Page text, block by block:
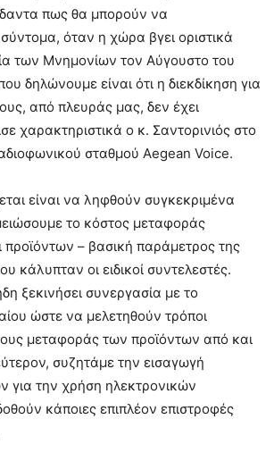
πως θα μπορούν να
όταν η χώρα βγει οριστικά
των Μνημονίων τον Αύγουστο του
δηλώνουμε είναι ότι η διεκδίκηση για
από πλευράς μας, δεν έχει
χαρακτηριστικά ο κ. Σαντορινιός στο
σταθμού Aegean Voice.
είναι να ληφθούν συγκεκριμένα
το κόστος μεταφοράς
– βασική παράμετρος της
κάλυπταν οι ειδικοί συντελεστές.
ξεκινήσει συνεργασία με το
ώστε να μελετηθούν τρόποι
μεταφοράς των προϊόντων από και
συζητάμε την εισαγωγή
για την χρήση ηλεκτρονικών
κάποιες επιπλέον επιστροφές